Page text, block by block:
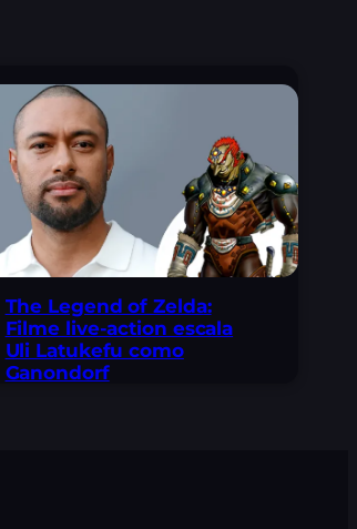
The Legend of Zelda:
Filme live-action escala
Uli Latukefu como
Ganondorf